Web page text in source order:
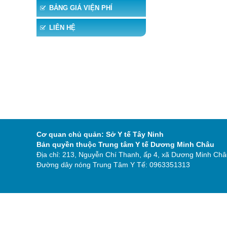
BẢNG GIÁ VIỆN PHÍ
LIÊN HỆ
Cơ quan chủ quản: Sở Y tế Tây Ninh
Bản quyền thuộc Trung tâm Y tế Dương Minh Châu
Địa chỉ: 213, Nguyễn Chí Thanh, ấp 4, xã Dương Minh
Đường dây nóng Trung Tâm Y Tế: 0963351313